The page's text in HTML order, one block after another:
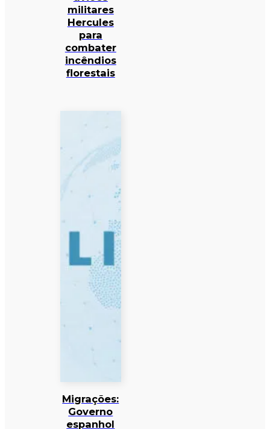
militares
Hercules
para
combater
incêndios
florestais
Migrações:
Governo
espanhol